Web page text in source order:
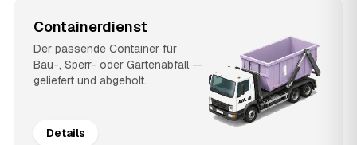
Containerdienst
Der passende Container für
Bau-, Sperr- oder Gartenabfall —
geliefert und abgeholt.
Details